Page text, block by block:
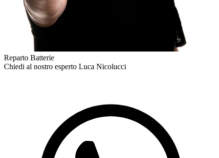
Reparto Batterie
Chiedi al nostro esperto Luca Nicolucci